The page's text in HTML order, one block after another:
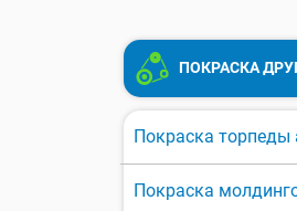
ПОКРАСКА
Покраска торпеды
Покраска